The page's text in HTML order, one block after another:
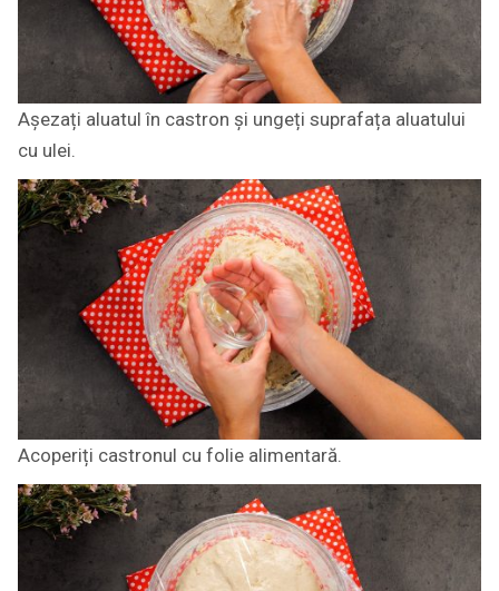
Așezați aluatul în castron și ungeți suprafața aluatului
cu ulei.
Acoperiți castronul cu folie alimentară.